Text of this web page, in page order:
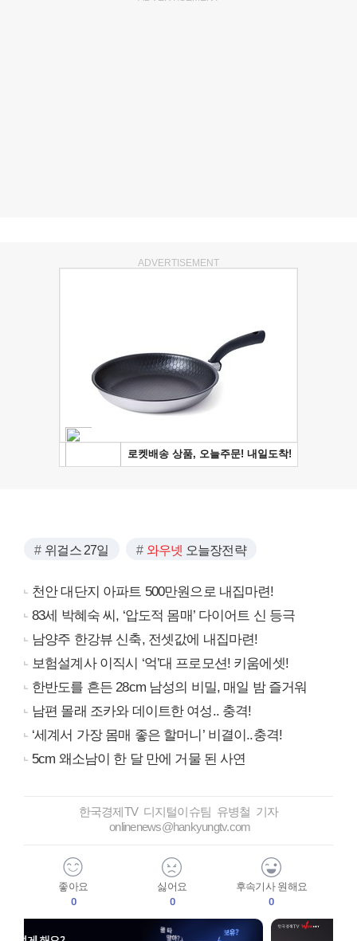
ADVERTISEMENT
위걸스 27일 와우넷 오늘장전략
천안 대단지 아파트 500만원으로 내집마련!
83세 박혜숙 씨, ‘압도적 몸매’ 다이어트 신 등극
남양주 한강뷰 신축, 전셋값에 내집마련!
보험설계사 이직시 ‘억’대 프로모션! 키움에셋!
한반도를 흔든 28cm 남성의 비밀, 매일 밤 즐거워
남편 몰래 조카와 데이트한 여성.. 충격!
‘세계서 가장 몸매 좋은 할머니’ 비결이..충격!
5cm 왜소남이 한 달 만에 거물 된 사연
한국경제TV 디지털이슈팀 유병철 기자
onlinenews@hankyungtv.com
좋아요
0
싫어요
0
후속기사 원해요
0